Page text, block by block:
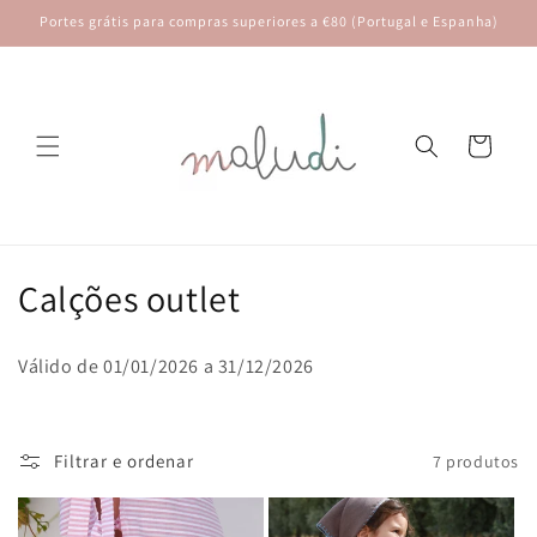
para o
conteúdo
Portes grátis para compras superiores a €80 (Portugal e Espanha)
Carrinho
C
o
ç
Calções outlet
Válido de 01/01/2026 a 31/12/2026
Filtrar e ordenar 7 produtos